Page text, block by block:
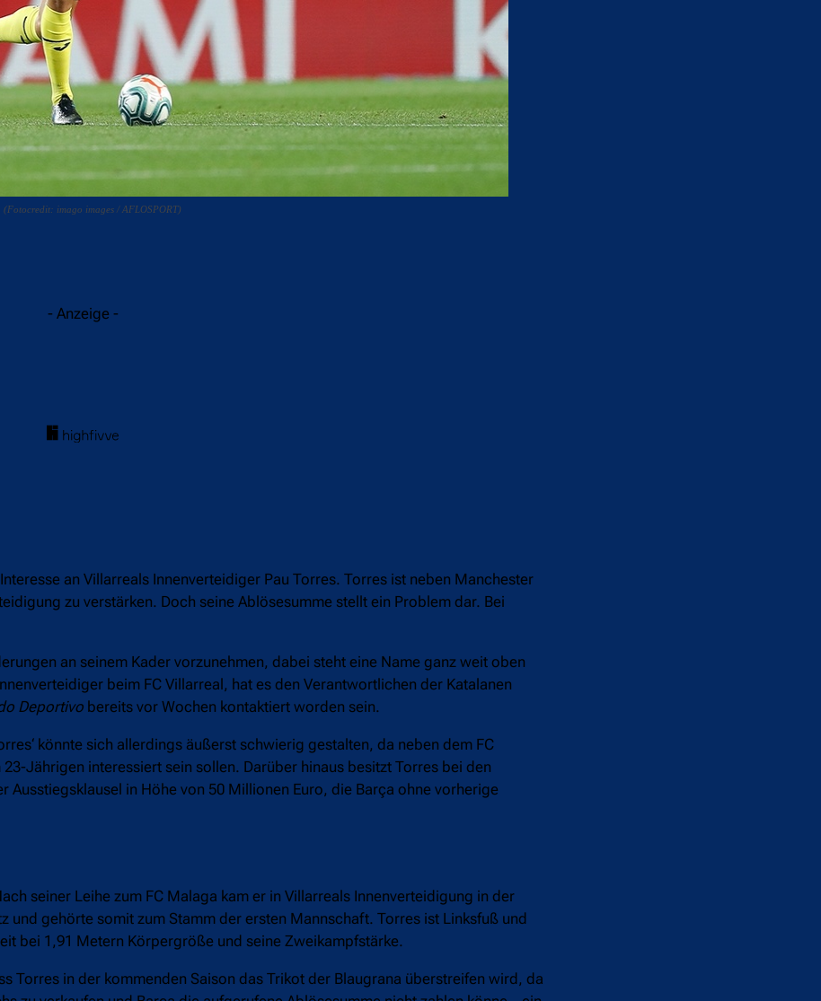
imago images / AFLOSPORT)
- Anzeige -
an Villarreals Innenverteidiger Pau Torres. Torres ist neben Manchester
zu verstärken. Doch seine Ablösesumme stellt ein Problem dar. Bei
an seinem Kader vorzunehmen, dabei steht eine Name ganz weit oben
beim FC Villarreal, hat es den Verantwortlichen der Katalanen
Deportivo bereits vor Wochen kontaktiert worden sein.
könnte sich allerdings äußerst schwierig gestalten, da neben dem FC
Jährigen interessiert sein sollen. Darüber hinaus besitzt Torres bei den
Ausstiegsklausel in Höhe von 50 Millionen Euro, die Barça ohne vorherige
seiner Leihe zum FC Malaga kam er in Villarreals Innenverteidigung in der
und gehörte somit zum Stamm der ersten Mannschaft. Torres ist Linksfuß und
bei 1,91 Metern Körpergröße und seine Zweikampfstärke.
Torres in der kommenden Saison das Trikot der Blaugrana überstreifen wird, da